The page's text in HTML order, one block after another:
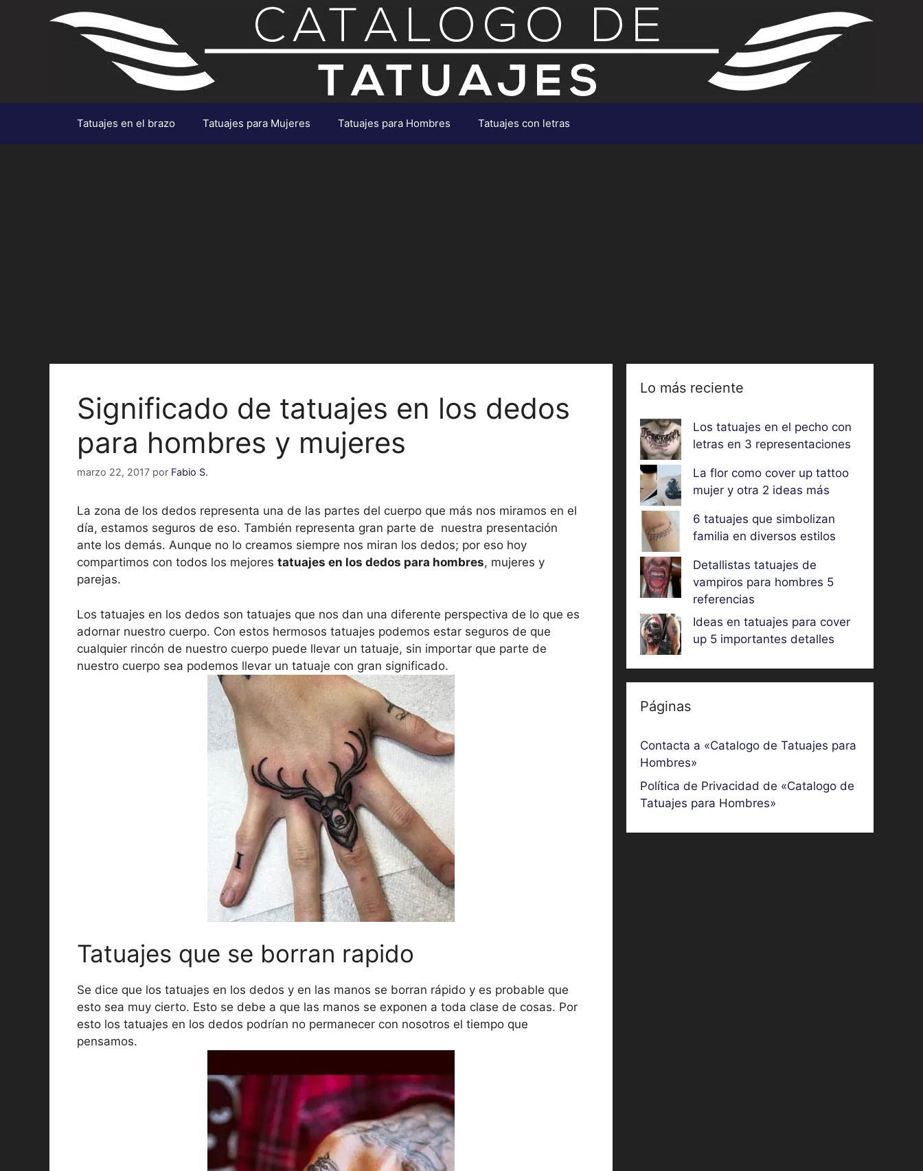
Tatuajes en el brazo Tatuajes para Mujeres Tatuajes para Hombres Tatuajes con letras
Significado de tatuajes en los dedos
para hombres y mujeres
marzo 22, 2017 por Fabio S.
La zona de los dedos representa una de las partes del cuerpo que más nos miramos en el
día, estamos seguros de eso. También representa gran parte de nuestra presentación
ante los demás. Aunque no lo creamos siempre nos miran los dedos; por eso hoy
compartimos con todos los mejores tatuajes en los dedos para hombres, mujeres y
parejas.
Los tatuajes en los dedos son tatuajes que nos dan una diferente perspectiva de lo que es
adornar nuestro cuerpo. Con estos hermosos tatuajes podemos estar seguros de que
cualquier rincón de nuestro cuerpo puede llevar un tatuaje, sin importar que parte de
nuestro cuerpo sea podemos llevar un tatuaje con gran significado.
Tatuajes que se borran rapido
Se dice que los tatuajes en los dedos y en las manos se borran rápido y es probable que
esto sea muy cierto. Esto se debe a que las manos se exponen a toda clase de cosas. Por
esto los tatuajes en los dedos podrían no permanecer con nosotros el tiempo que
pensamos.
Lo más reciente
Los tatuajes en el pecho con
letras en 3 representaciones
La flor como cover up tattoo
mujer y otra 2 ideas más
6 tatuajes que simbolizan
familia en diversos estilos
Detallistas tatuajes de
vampiros para hombres 5
referencias
Ideas en tatuajes para cover
up 5 importantes detalles
Páginas
Contacta a «Catalogo de Tatuajes para
Hombres»
Política de Privacidad de «Catalogo de
Tatuajes para Hombres»